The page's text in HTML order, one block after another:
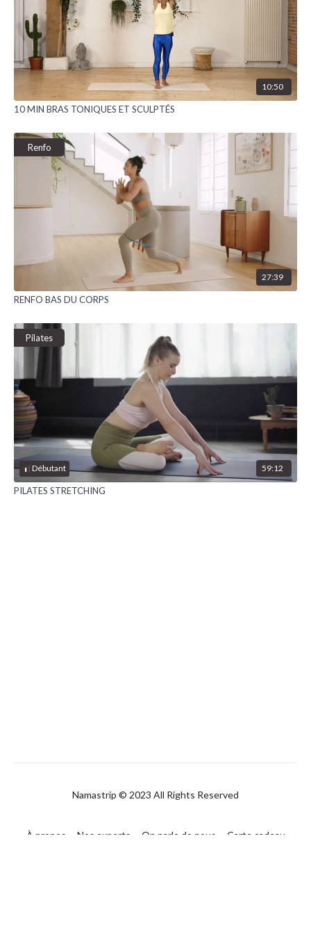
10:50
10 MIN BRAS TONIQUES ET SCULPTÉS
Renfo
27:39
RENFO BAS DU CORPS
Débutant
Pilates
59:12
PILATES STRETCHING
Namastrip © 2023 All Rights Reserved
À propos Nos experts On parle de nous
Carte cadeau